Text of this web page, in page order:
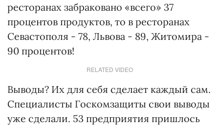
ресторанах забраковано «всего» 37
процентов продуктов, то в ресторанах
Севастополя - 78, Львова - 89, Житомира -
90 процентов!
RELATED VIDEO
Выводы? Их для себя сделает каждый сам.
Специалисты Госкомзащиты свои выводы
уже сделали. 53 предприятия пришлось